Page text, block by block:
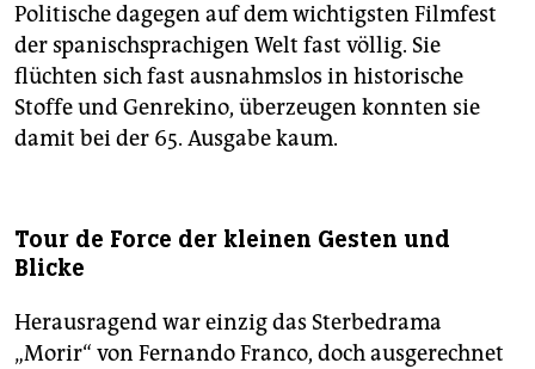
Politische dagegen auf dem wichtigsten Filmfest
der spanischsprachigen Welt fast völlig. Sie
flüchten sich fast ausnahmslos in historische
Stoffe und Genrekino, überzeugen konnten sie
damit bei der 65. Ausgabe kaum.
Tour de Force der kleinen Gesten und
Blicke
Herausragend war einzig das Sterbedrama
„Morir“ von Fer­nan­do Franco, doch ausgerechnet